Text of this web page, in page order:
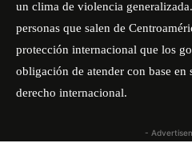
un clima de violencia
personas que salen de
protección internacional que los
obligación de atender con base
derecho internacional.
-